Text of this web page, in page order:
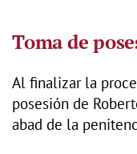
Toma de
Al finalizar la
posesión de
abad de la